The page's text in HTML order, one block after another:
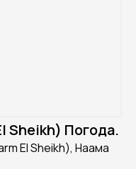
Sheikh) Погода.
El Sheikh), Наама